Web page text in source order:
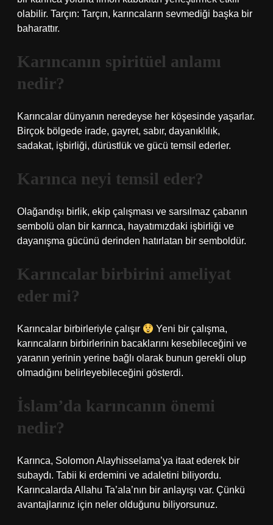
olabilir. Tarçın: Tarçın, karıncaların sevmediği başka bir
baharattır.
Karıncanın spiritüel anlamı
nedir?
Karıncalar dünyanın neredeyse her köşesinde yaşarlar.
Birçok bölgede irade, gayret, sabır, dayanıklılık,
sadakat, işbirliği, dürüstlük ve gücü temsil ederler.
Karınca neyi temsil eder?
Olağandışı birlik, ekip çalışması ve sarsılmaz çabanın
sembolü olan bir karınca, hayatımızdaki işbirliği ve
dayanışma gücünü derinden hatırlatan bir semboldür.
Karıncalar birbirini ameliyat
eder mi?
Karıncalar birbirleriyle çalışır
Yeni bir çalışma,
karıncaların birbirlerinin bacaklarını kesebileceğini ve
yaranın yerinin yerine bağlı olarak bunun gerekli olup
olmadığını belirleyebileceğini gösterdi.
İslam’da karıncanın önemi
nedir?
Karınca, Solomon Alayhisselama’ya itaat ederek bir
subaydı. Tabii ki erdemini ve adaletini biliyordu.
Karıncalarda Allahu Ta’ala’nın bir anlayışı var. Çünkü
avantajlarınız için neler olduğunu biliyorsunuz.